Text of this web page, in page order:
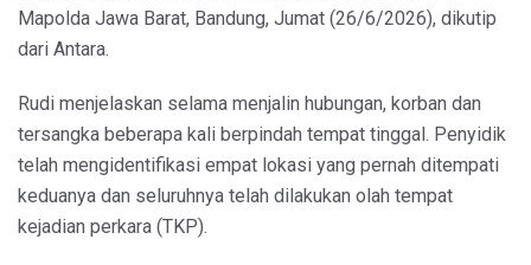
Mapolda Jawa Barat, Bandung, Jumat (26/6/2026), dikutip
dari Antara.
Rudi menjelaskan selama menjalin hubungan, korban dan
tersangka beberapa kali berpindah tempat tinggal. Penyidik
telah mengidentifikasi empat lokasi yang pernah ditempati
keduanya dan seluruhnya telah dilakukan olah tempat
kejadian perkara (TKP).